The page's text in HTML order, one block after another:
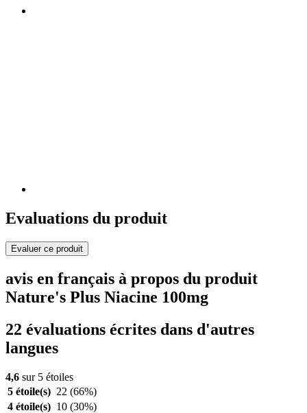
Evaluations du produit
Evaluer ce produit
avis en français à propos du produit
Nature's Plus Niacine 100mg
22 évaluations écrites dans d'autres
langues
4,6 sur 5 étoiles
5 étoile(s) 22 (66%)
4 étoile(s) 10 (30%)